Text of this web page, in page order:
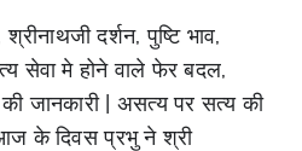
दर्शन, पुष्टि भाव,
सेवा मे होने वाले फेर बदल,
की जानकारी | असत्य पर सत्य की
के दिवस प्रभु ने श्री